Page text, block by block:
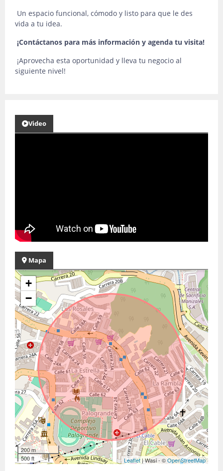
Un espacio funcional, cómodo y listo para que le des
vida a tu idea.
¡Contáctanos para más información y agenda tu visita!
¡Aprovecha esta oportunidad y lleva tu negocio al
siguiente nivel!
Video
Mapa
+
−
200 m
500 ft
Leaflet | Wasi - ©OpenStreetMap